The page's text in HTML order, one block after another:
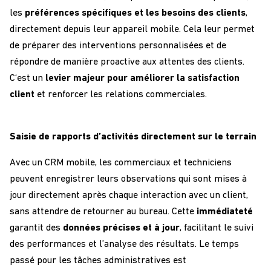
les préférences spécifiques et les besoins des clients,
directement depuis leur appareil mobile. Cela leur permet
de préparer des interventions personnalisées et de
répondre de manière proactive aux attentes des clients.
C‘est un levier majeur pour améliorer la satisfaction
client et renforcer les relations commerciales.
Saisie de rapports d’activités directement sur le terrain
Avec un CRM mobile, les commerciaux et techniciens
peuvent enregistrer leurs observations qui sont mises à
jour directement après chaque interaction avec un client,
sans attendre de retourner au bureau. Cette immédiateté
garantit des données précises et à jour, facilitant le suivi
des performances et l’analyse des résultats. Le temps
passé pour les tâches administratives est